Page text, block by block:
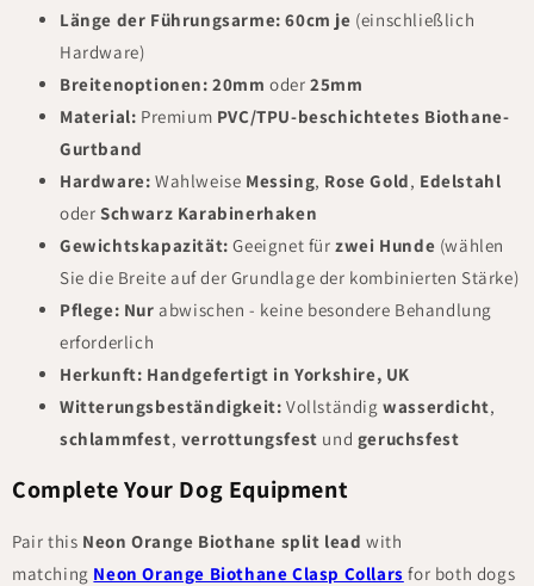
Länge der Führungsarme: 60cm je (einschließlich
Hardware)
Breitenoptionen: 20mm oder 25mm
Material: Premium PVC/TPU-beschichtetes Biothane-
Gurtband
Hardware: Wahlweise Messing, Rose Gold, Edelstahl
oder Schwarz Karabinerhaken
Gewichtskapazität: Geeignet für zwei Hunde (wählen
Sie die Breite auf der Grundlage der kombinierten Stärke)
Pflege: Nur abwischen - keine besondere Behandlung
erforderlich
Herkunft: Handgefertigt in Yorkshire, UK
Witterungsbeständigkeit: Vollständig wasserdicht,
schlammfest, verrottungsfest und geruchsfest
Complete Your Dog Equipment
Pair this Neon Orange Biothane split lead with
matching Neon Orange Biothane Clasp Collars for both dogs